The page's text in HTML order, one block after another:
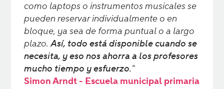
como laptops o instrumentos musicales se
pueden reservar individualmente o en
bloque, ya sea de forma puntual o a largo
plazo.Así, todo está disponible cuando se
necesita, y eso nos ahorra a los profesores
mucho tiempo y esfuerzo."
Simon Arndt - Escuela municipal primaria